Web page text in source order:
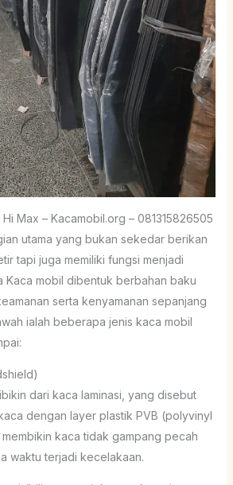
Max – Kacamobil.org – 081315826505
utama yang bukan sekedar berikan
tapi juga memiliki fungsi menjadi
Kaca mobil dibentuk berbahan baku
serta kenyamanan sepanjang
ialah beberapa jenis kaca mobil
dari kaca laminasi, yang disebut
dengan layer plastik PVB (polyvinyl
kaca tidak gampang pecah
waktu terjadi kecelakaan.